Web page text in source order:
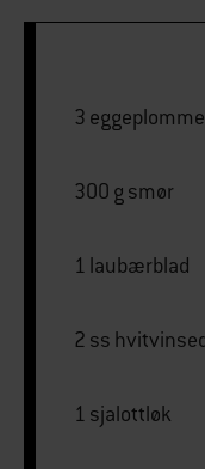
3
300 g smør
1 laubærblad
2 ss
1 sjalottløk